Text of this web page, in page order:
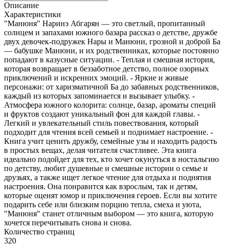
Описание
Характеристики
"Манюня" Наринэ Абгарян — это светлый, пропитанный
солнцем и запахами южного базара рассказ о детстве, дружбе
двух девочек-подружек Нары и Манюни, грозной и доброй Ба
— бабушке Манюни, и их родственниках, которые постоянно
попадают в казусные ситуации. - Теплая и смешная история,
которая возвращает в беззаботное детство, полное озорных
приключений и искренних эмоций. - Яркие и живые
персонажи: от харизматичной Ба до забавных родственников,
каждый из которых запоминается и вызывает улыбку. -
Атмосфера южного колорита: солнце, базар, ароматы специй
и фруктов создают уникальный фон для каждой главы. -
Легкий и увлекательный стиль повествования, который
подходит для чтения всей семьей и поднимает настроение. -
Книга учит ценить дружбу, семейные узы и находить радость
в простых вещах, делая читателя счастливее. Эта книга
идеально подойдет для тех, кто хочет окунуться в ностальгию
по детству, любит душевные и смешные истории о семье и
друзьях, а также ищет легкое чтение для отдыха и поднятия
настроения. Она понравится как взрослым, так и детям,
которые оценят юмор и приключения героев. Если вы хотите
подарить себе или близким порцию тепла, смеха и уюта,
"Манюня" станет отличным выбором — это книга, которую
хочется перечитывать снова и снова.
Количество страниц
320